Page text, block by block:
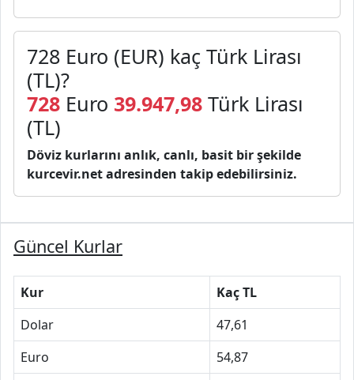
728 Euro (EUR) kaç Türk Lirası
(TL)?
728 Euro 39.947,98 Türk Lirası
(TL)
Döviz kurlarını anlık, canlı, basit bir şekilde
kurcevir.net adresinden takip edebilirsiniz.
Güncel Kurlar
Kur
Kaç TL
Dolar
47,61
Euro
54,87